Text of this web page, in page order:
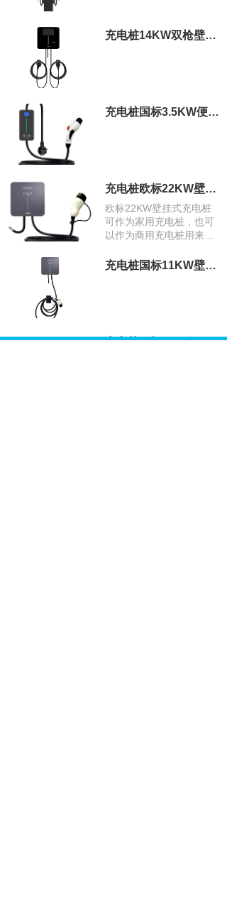
充电桩14KW双枪壁挂式商用充电桩
充电桩国标3.5KW便携式充电桩
充电桩欧标22KW壁挂式充电桩
欧标22KW壁挂式充电桩
可作为家用充电桩，也可
以作为商用充电桩用来运
充电桩国标11KW壁挂式充电桩
充电桩欧标7KW便携式充电桩